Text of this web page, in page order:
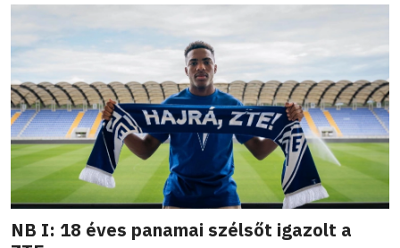
NB I: 18 éves panamai szélsőt igazolt a